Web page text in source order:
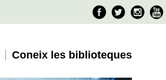
Twitter
Coneix les biblioteques